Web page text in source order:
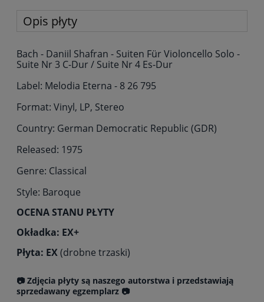
Opis płyty
Bach - Daniil Shafran - Suiten Für Violoncello Solo -
Suite Nr 3 C-Dur / Suite Nr 4 Es-Dur
Label: Melodia Eterna - 8 26 795
Format: Vinyl, LP, Stereo
Country: German Democratic Republic (GDR)
Released: 1975
Genre: Classical
Style: Baroque
OCENA STANU PŁYTY
Okładka: EX+
Płyta: EX(drobne trzaski)
📷 Zdjęcia płyty są naszego autorstwa i przedstawiają
sprzedawany egzemplarz 📷